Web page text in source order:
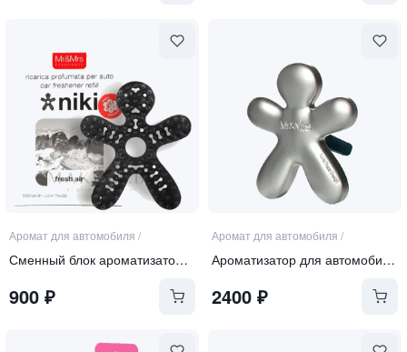
Аромат для автомобиля /
Сменный блок ароматизатора "FRESH AIR"
900 ₽
Аромат для автомобиля /
Ароматизатор для автомобиля серебристый металлик "FRESH AIR"
2400₽